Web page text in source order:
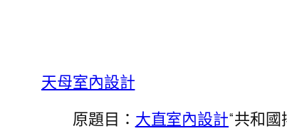
天母室內設計
原題目： 大直室內設計“共和